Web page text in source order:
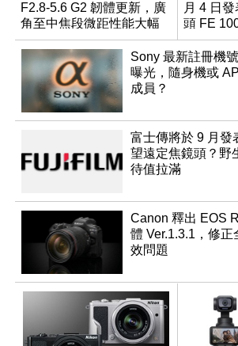
F2.8-5.6 G2 韌體更新，廣
角至中焦段微距性能大幅
升級
月 4 日
頭 FE
Sony 最新註冊機
曝光，隨身機或
成員？
富士傳將於 9 月發
望遠定焦鏡頭？野
待值拉滿
Canon 釋出 EOS
體 Ver.1.3.1，修
效問題